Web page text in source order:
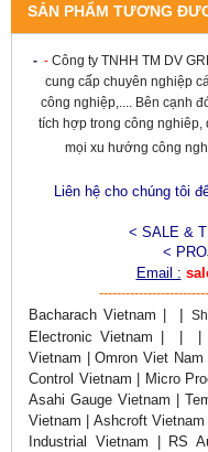
SẢN PHẨM TƯƠNG
- - Công ty TNHH TM DV
cung cấp chuyên nghiệp
công nghiệp,.... Bên cạnh
tích hợp trong công nghiêp,
mọi xu hướng công
Liên hệ cho chúng tôi
< SALE &
<
Email :
BacharachVietnam | |
Electronic Vietnam |
| |
Vietnam | Omron Viet
Control Vietnam | Micro
Asahi Gauge Vietnam |
Vietnam | Ashcroft
Industrial Vietnam | RS